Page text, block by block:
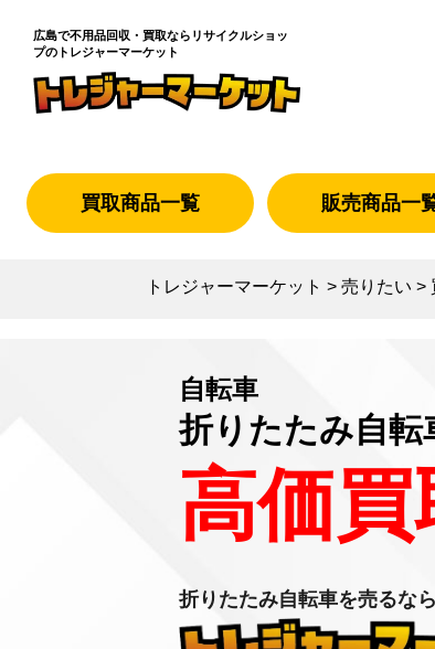
広島で不用品回収・買取なら リサイクルショッ
プのトレジャーマーケット
買取商品一覧 販売商品一
トレジャーマーケット > 売りたい >
自転車
折りたたみ自転
高価
折りたたみ自転車を売るなら